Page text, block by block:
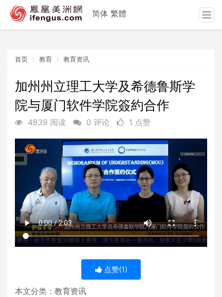
首页 教育 教育资讯
加州州立理工大学及希德鲁斯学
院与厦门软件学院簽約合作
4839 阅读 0 评论 1 点赞
点赞(1)
本文分类： 教育资讯
简体 繁體
T
o
a
i